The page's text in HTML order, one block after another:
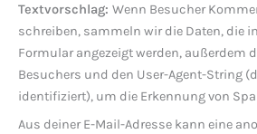
Textvorschlag: Wenn Besucher
schreiben, sammeln wir die Daten, die
Formular angezeigt werden, außerdem
Besuchers und den User-Agent-String
identifiziert), um die Erkennung von
Aus deiner E-Mail-Adresse kann eine